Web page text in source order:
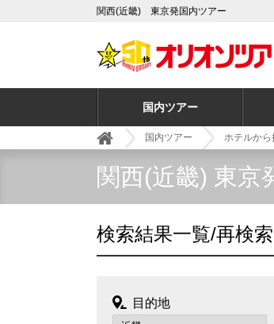
関西(近畿) 東京発国内ツアー
国内ツアー
国内ツアー ホテルから
関西(近畿) 東京
検索結果一覧/再検索
目的地